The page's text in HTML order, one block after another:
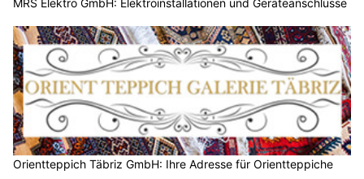
Orientteppich Täbriz GmbH: Ihre Adresse für Orientteppiche